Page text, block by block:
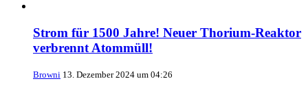
Strom für 1500 Jahre! Neuer Thorium-Reaktor
verbrennt Atommüll!
Browni 13. Dezember 2024 um 04:26